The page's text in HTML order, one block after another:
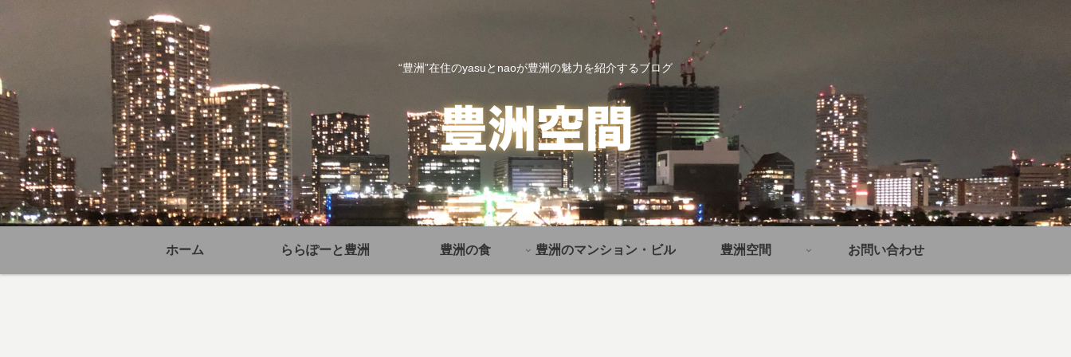
“豊洲”在住のyasuとnaoが豊洲の魅力を紹介するブログ
ホーム ららぽーと豊洲 豊洲の食 豊洲のマンション・ビル 豊洲空間 お問い合わせ